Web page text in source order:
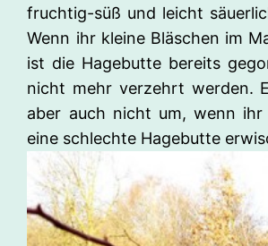
fruchtig-süß und leicht
Wenn ihr kleine Bläschen im
ist die Hagebutte bereits
nicht mehr verzehrt werden.
aber auch nicht um, wenn ihr
eine schlechte Hagebutte